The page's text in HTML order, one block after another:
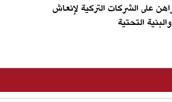
على الشركات التركية لإنعاش
التحتية